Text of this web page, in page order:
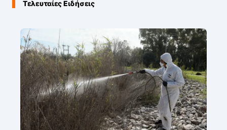
Τελευταίες Ειδήσεις